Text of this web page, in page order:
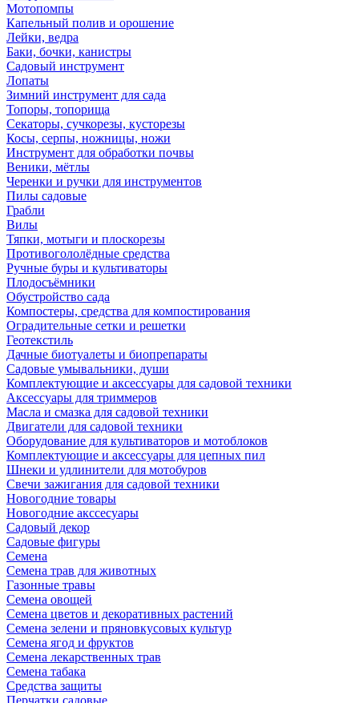
Мотопомпы
Капельный полив и орошение
Лейки, ведра
Баки, бочки, канистры
Садовый инструмент
Лопаты
Зимний инструмент для сада
Топоры, топорища
Секаторы, сучкорезы, кусторезы
Косы, серпы, ножницы, ножи
Инструмент для обработки почвы
Веники, мётлы
Черенки и ручки для инструментов
Пилы садовые
Грабли
Вилы
Тяпки, мотыги и плоскорезы
Противогололёдные средства
Ручные буры и культиваторы
Плодосъёмники
Обустройство сада
Компостеры, средства для компостирования
Оградительные сетки и решетки
Геотекстиль
Дачные биотуалеты и биопрепараты
Садовые умывальники, души
Комплектующие и аксессуары для садовой техники
Аксессуары для триммеров
Масла и смазка для садовой техники
Двигатели для садовой техники
Оборудование для культиваторов и мотоблоков
Комплектующие и аксессуары для цепных пил
Шнеки и удлинители для мотобуров
Свечи зажигания для садовой техники
Новогодние товары
Новогодние акссесуары
Садовый декор
Садовые фигуры
Семена
Семена трав для животных
Газонные травы
Семена овощей
Семена цветов и декоративных растений
Семена зелени и пряновкусовых культур
Семена ягод и фруктов
Семена лекарственных трав
Семена табака
Средства защиты
Перчатки садовые